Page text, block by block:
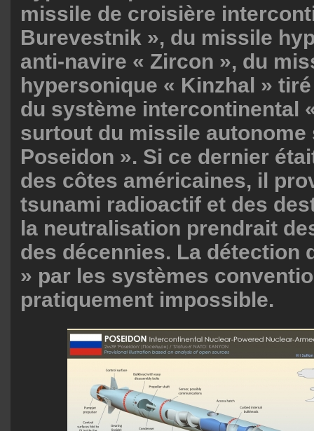
missile de croisière
Burevestnik », du missile
anti-navire « Zircon », du
hypersonique « Kinzhal » tiré
du système intercontinental
surtout du missile autonome
Poseidon ». Si ce dernier
des côtes américaines, il
tsunami radioactif et des
la neutralisation prendrait
des décennies. La détection
» par les systèmes
pratiquement impossible.